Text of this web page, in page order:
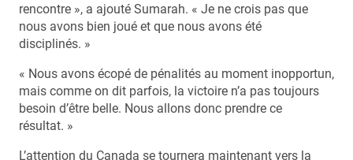
rencontre », a ajouté Sumarah. « Je ne crois pas que
nous avons bien joué et que nous avons été
disciplinés. »
« Nous avons écopé de pénalités au moment inopportun,
mais comme on dit parfois, la victoire n’a pas toujours
besoin d’être belle. Nous allons donc prendre ce
résultat. »
L’attention du Canada se tournera maintenant vers la